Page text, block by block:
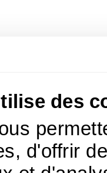
des
d'offrir